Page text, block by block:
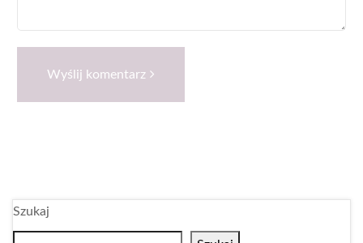
Wyślij komentarz
Szukaj